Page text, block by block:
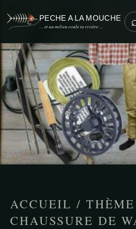
PECHE A LA MOUCHE
… et au milieu coule ta rivière …
ACCUEIL / THÈME
CHAUSSURE DE